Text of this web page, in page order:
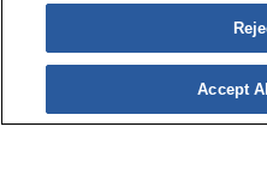
© Mutua Universal 2026 |
Política de
Síguenos en:Accept